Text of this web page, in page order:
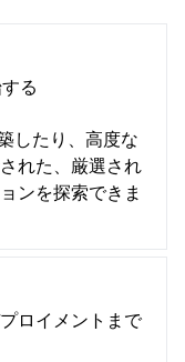
る
したり、高度な
れた、厳選され
ンを探索できま
ロイメントまで